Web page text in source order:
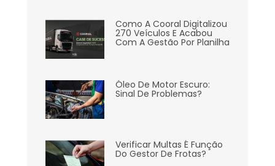
Como A Cooral Digitalizou
270 Veículos E Acabou
Com A Gestão Por Planilha
Óleo De Motor Escuro:
Sinal De Problemas?
Verificar Multas É Função
Do Gestor De Frotas?